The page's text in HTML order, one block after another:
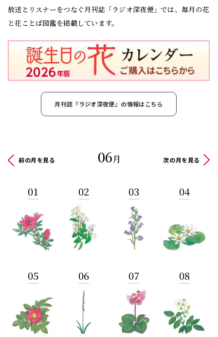
放送とリスナーをつなぐ月刊誌「ラジオ深夜便」では、毎月の花
と花ことば図鑑を掲載しています。
月刊誌『ラジオ深夜便』の情報はこちら
前の月を見る 06月 次の月を見る
01 02 03 04
05 06 07 08